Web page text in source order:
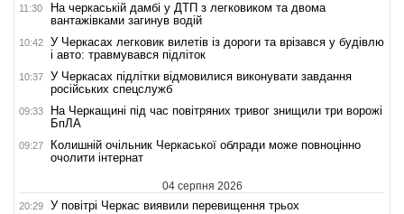
11:30
На черкаській дамбі у ДТП з легковиком та двома
вантажівками загинув водій
10:42
У Черкасах легковик вилетів із дороги та врізався у будівлю
і авто: травмувався підліток
10:37
У Черкасах підлітки відмовилися виконувати завдання
російських спецслужб
09:33
На Черкащині під час повітряних тривог знищили три ворожі
БпЛА
09:27
Колишній очільник Черкаської облради може повноцінно
очолити інтернат
04 серпня 2026
20:29
У повітрі Черкас виявили перевищення трьох